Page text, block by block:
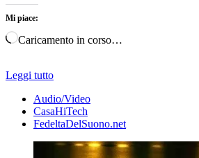
Mi piace:
Caricamento in corso…
Leggi tutto
Audio/Video
CasaHiTech
FedeltaDelSuono.net